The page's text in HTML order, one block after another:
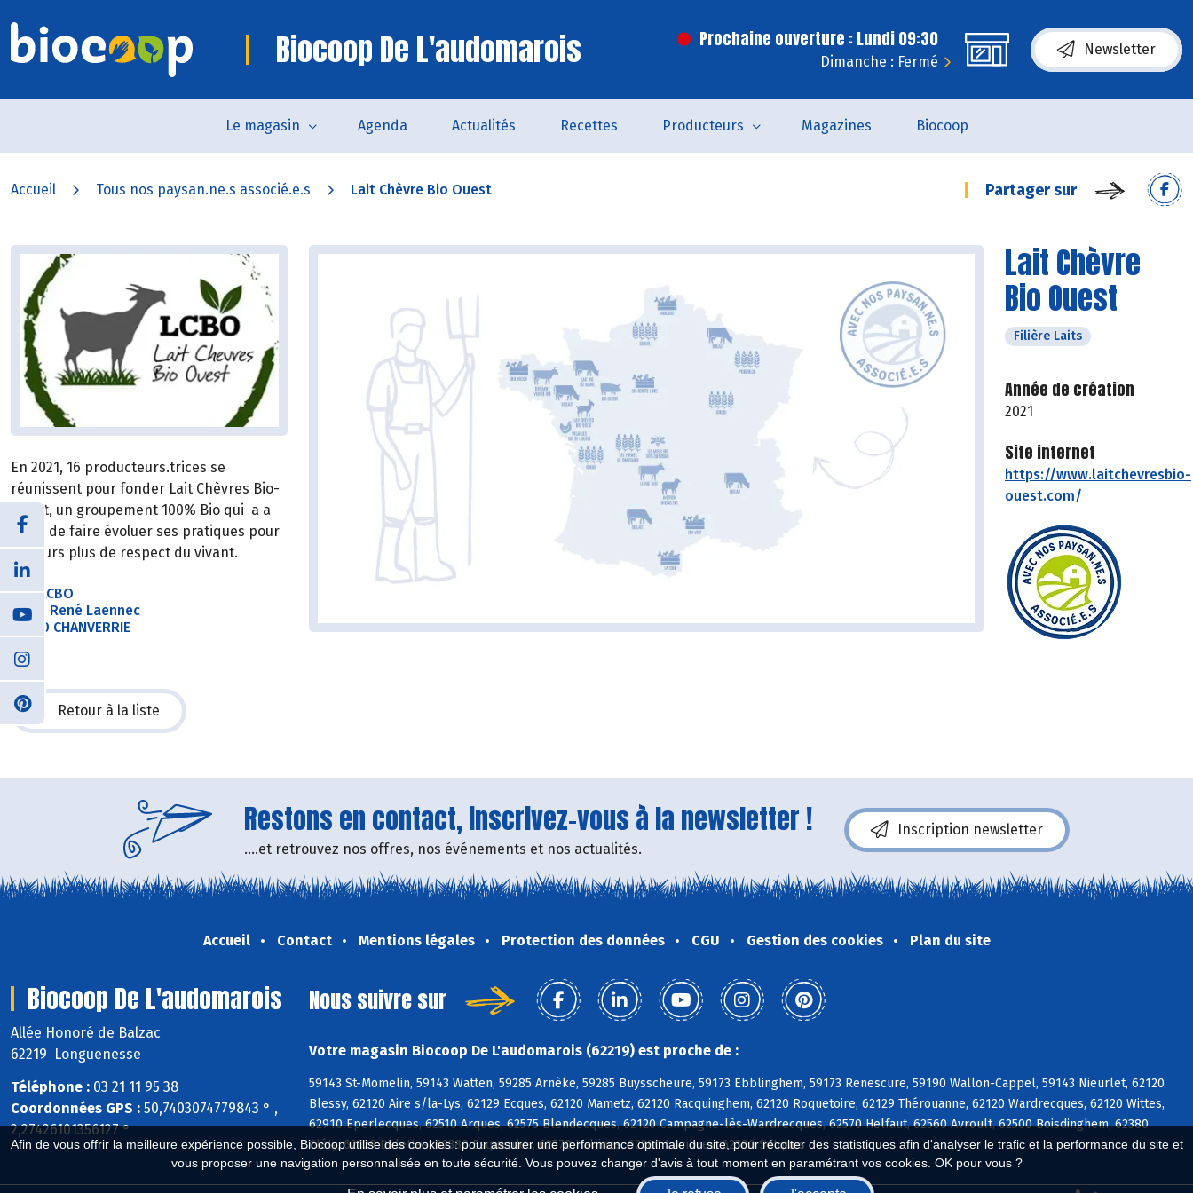
Afin de vous offrir la meilleure expérience possible, Biocoop utilise des cookies : pour assurer une performance optimale du site, pour récolter des statistiques afin d'analyser le trafic et la performance du site et
vous proposer une navigation personnalisée en toute sécurité. Vous pouvez changer d'avis à tout moment en paramétrant vos cookies. OK pour vous ?
Biocoop De L'audomarois Prochaine ouverture : Lundi 09:30
Dimanche : Fermé
Newsletter
Le magasin Agenda Actualités Recettes Producteurs Magazines Biocoop
Accueil Tous nos paysan.ne.s associé.e.s Lait Chèvre Bio Ouest Partager sur
Lait Chèvre
Bio Ouest
Filière Laits
Année de création
2021
Site internet
https://www.laitchevresbio-
ouest.com/
En 2021, 16 producteurs.trices se
réunissent pour fonder Lait Chèvres Bio-
Ouest, un groupement 100% Bio qui a a
cœur de faire évoluer ses pratiques pour
toujours plus de respect du vivant.
SAS LCBO
2 Rue René Laennec
85130 CHANVERRIE
Retour à la liste
Restons en contact, inscrivez-vous à la newsletter !
....et retrouvez nos offres, nos événements et nos actualités.
Inscription newsletter
Accueil Contact Mentions légales Protection des données CGU Gestion des cookies Plan du site
Biocoop De L'audomarois
Allée Honoré de Balzac
62219 Longuenesse
Téléphone : 03 21 11 95 38
Coordonnées GPS : 50,7403074779843 ° ,
2,27426101356127 °
Nous suivre sur
Votre magasin Biocoop De L'audomarois (62219) est proche de :
59143 St-Momelin, 59143 Watten, 59285 Arnèke, 59285 Buysscheure, 59173 Ebblinghem, 59173 Renescure, 59190 Wallon-Cappel, 59143 Nieurlet, 62120
Blessy, 62120 Aire s/la-Lys, 62129 Ecques, 62120 Mametz, 62120 Racquinghem, 62120 Roquetoire, 62129 Thérouanne, 62120 Wardrecques, 62120 Wittes,
62910 Eperlecques, 62510 Arques, 62575 Blendecques, 62120 Campagne-lès-Wardrecques, 62570 Helfaut, 62560 Avroult, 62500 Boisdinghem, 62380
Cléty, 62129 Delettes, 62380 Esquerdes, 62570 Hallines, 62380 Lumbres, 62380 Setques